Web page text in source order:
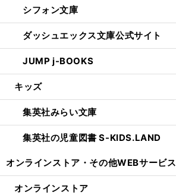
シフォン文庫
ダッシュエックス文庫公式サイト
JUMP j-BOOKS
キッズ
集英社みらい文庫
集英社の児童図書 S-KIDS.LAND
オンラインストア・ その他WEBサービス
オンラインストア